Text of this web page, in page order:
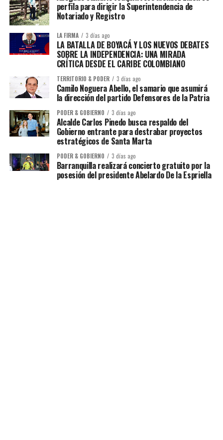
perfila para dirigir la Superintendencia de
Notariado y Registro
LA FIRMA 3 días ago
LA BATALLA DE BOYACÁ Y LOS NUEVOS DEBATES
SOBRE LA INDEPENDENCIA: UNA MIRADA
CRÍTICA DESDE EL CARIBE COLOMBIANO
TERRITORIO & PODER 3 días ago
Camilo Noguera Abello, el samario que asumirá
la dirección del partido Defensores de la Patria
PODER & GOBIERNO 3 días ago
Alcalde Carlos Pinedo busca respaldo del
Gobierno entrante para destrabar proyectos
estratégicos de Santa Marta
PODER & GOBIERNO 3 días ago
Barranquilla realizará concierto gratuito por la
posesión del presidente Abelardo De la Espriella